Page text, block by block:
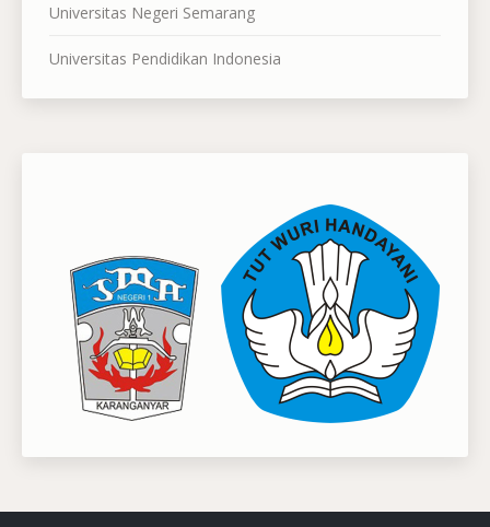
Universitas Negeri Semarang
Universitas Pendidikan Indonesia